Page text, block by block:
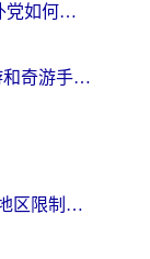
ChickCN和GoLink好用吗？海外党如何选对回国加速器
海外玩国内手游卡成PPT？迅游和奇游手游哪个好？一篇讲透回国加速器怎么选
在国外看世界杯法国VS摩洛哥地区限制？这篇指南让你流畅看中文解说无压力